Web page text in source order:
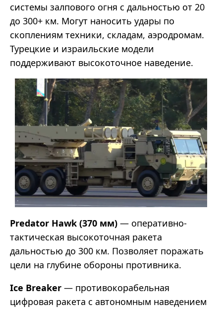
системы залпового огня с дальностью от 20
до 300+ км. Могут наносить удары по
скоплениям техники, складам, аэродромам.
Турецкие и израильские модели
поддерживают высокоточное наведение.
Predator Hawk (370 мм) — оперативно-
тактическая высокоточная ракета
дальностью до 300 км. Позволяет поражать
цели на глубине обороны противника.
Ice Breaker — противокорабельная
цифровая ракета с автономным наведением